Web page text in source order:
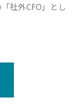
社外CFO」とし